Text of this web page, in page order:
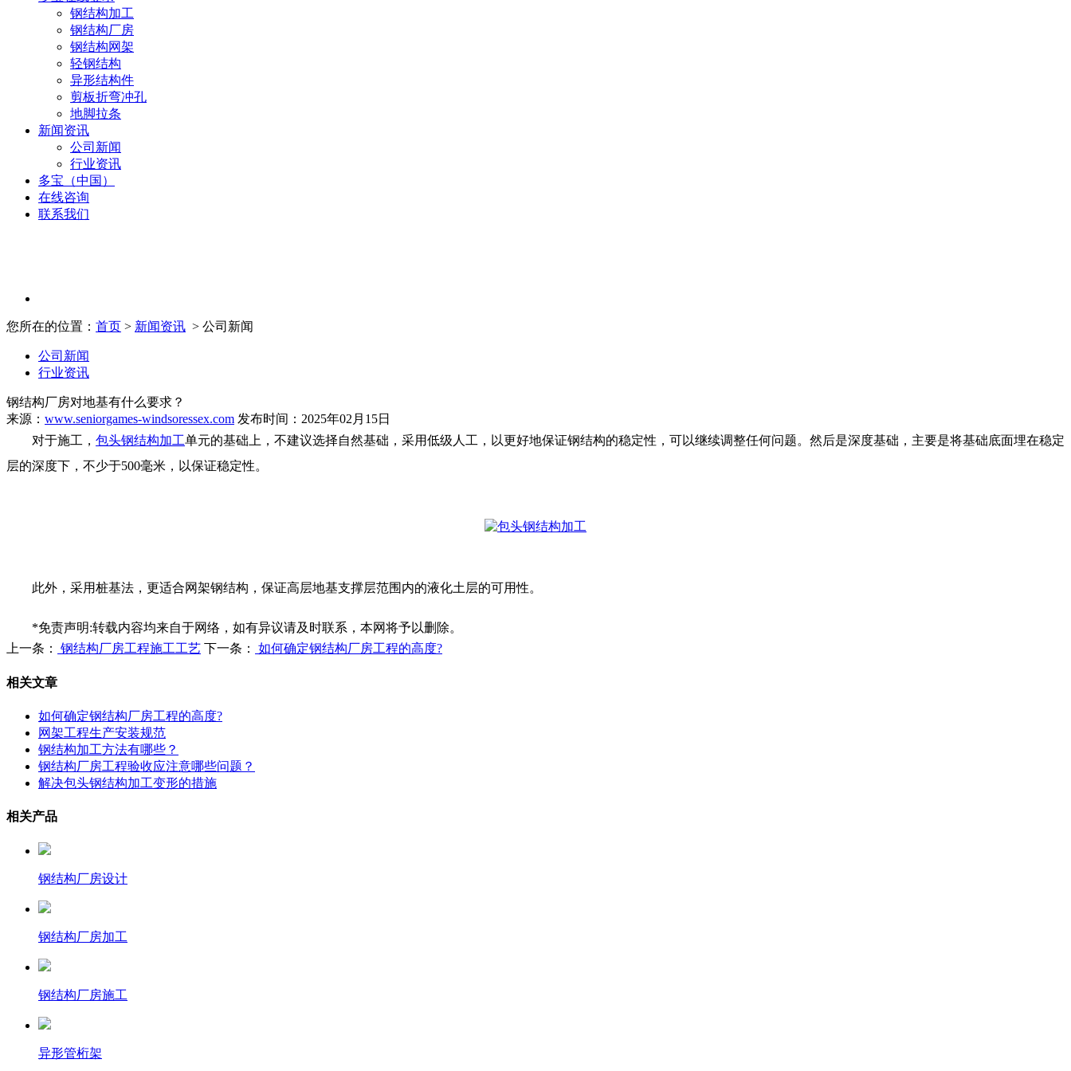
钢结构加工
钢结构厂房
钢结构网架
轻钢结构
异形结构件
剪板折弯冲孔
地脚拉条
新闻资讯
公司新闻
行业资讯
多宝（中国）
在线咨询
联系我们
您所在的位置： 首页 > 新闻资讯 > 公司新闻
公司新闻
行业资讯
钢结构厂房对地基有什么要求？
来源： www.seniorgames-windsoressex.com 发布时间：2025年02月15日
对于施工， 包头钢结构加工单元的基础上，不建议选择自然基础，采用低级人工，以更好地保证钢结构的稳定性，可以继续调整任何问题。然后是深度基础，主要是将基础底面埋在稳定
层的深度下，不少于500毫米，以保证稳定性。
此外，采用桩基法，更适合网架钢结构，保证高层地基支撑层范围内的液化土层的可用性。
*免责声明:转载内容均来自于网络，如有异议请及时联系，本网将予以删除。
上一条：
钢结构厂房工程施工工艺 下一条： 如何确定钢结构厂房工程的高度?
相关文章
如何确定钢结构厂房工程的高度?
网架工程生产安装规范
钢结构加工方法有哪些？
钢结构厂房工程验收应注意哪些问题？
解决包头钢结构加工变形的措施
相关产品
钢结构厂房设计
钢结构厂房加工
钢结构厂房施工
异形管桁架